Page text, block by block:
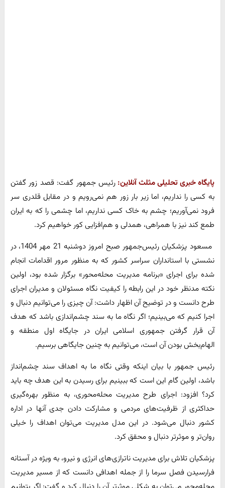
پایگاه خبری تحلیلی مثلث آنلاین: رئیس جمهور گفت: قصد زور گفتن
به کسی را نداریم، اما زیر بار زور هم نمی‌رویم و در مقابل قلدری سر
فرود نمی‌آوریم؛ چشم به خاک کسی نداریم، اما چشمی را که به ایران
طمع کند نیز با همراهی، همدلی و هم‌افزایی کور خواهیم کرد.
مسعود پزشکیان رئیس‌جمهور صبح امروز دوشنبه 21 مهر 1404، در
نشستی با استانداران سراسر کشور که به منظور مرور اقدامات انجام
شده برای اجرای «برنامه مدیریت محله‌محور» برگزار شده بود، اولین
نکته مدنظر خود در این رابطه را کیفیت نگاه مسئولان و مدیران اجرای
طرح دانست و در توضیح آن اظهار داشت: آن چیزی را می‌توانیم دنبال و
اجرا کنیم که می‌بینیم؛ اگر نگاه ما به سند چشم‌اندازی باشد که هدف
آن قرار گرفتن جمهوری اسلامی ایران در جایگاه اول منطقه و
الهام‌بخش بودن آن است، می‌توانیم به چنین جایگاهی برسیم.
رئیس جمهور با بیان اینکه وقتی نگاه ما به اهداف سند چشم‌انداز
باشد، اولین گام این است که ببینیم برای رسیدن به این هدف چه باید
کرد؟ افزود: اجرای طرح مدیریت محله‌محوری، به منظور بهره‌گیری
حداکثری از ظرفیت‌های مردمی و مشارکت دادن جدی آنها در اداره
کشور دنبال می‌شود. در این مدل مدیریت می‌توان اهداف را خیلی
روان‌تر و موثرتر دنبال و محقق کرد.
پزشکیان تلاش برای مدیریت ناترازی‌های انرژی و نیرو، به ویژه در آستانه
فرارسیدن فصل سرما را از جمله اهدافی دانست که از مسیر مدیریت